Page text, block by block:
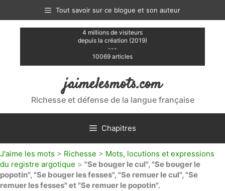
contenu
Tout savoir sur ce blogue et son auteur
4 millions de visiteurs
depuis la création (2019)
---
10069 articles
jaimelesmots.com
Richesse et défense de la langue française
Chapitres
J'aime les mots > Richesse > Mots, locutions et expressions
du registre argotique > "Se bouger le cul", "Se bouger le
popotin", "Se bouger les fesses", "Se remuer le cul", "Se
remuer les fesses" et "Se remuer le popotin".